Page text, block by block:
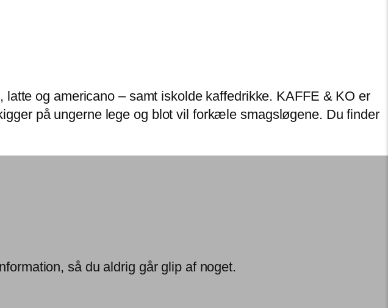
og americano – samt iskolde kaffedrikke. KAFFE & KO er
på ungerne lege og blot vil forkæle smagsløgene. Du finder
så du aldrig går glip af noget.